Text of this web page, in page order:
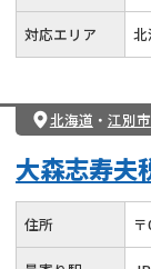
対応エリア 北
北海道 ・ 江別市
大森志寿夫
住所 〒